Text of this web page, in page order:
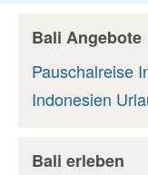
Bali Angebote
Pauschalreise
Indonesien
Bali erleben